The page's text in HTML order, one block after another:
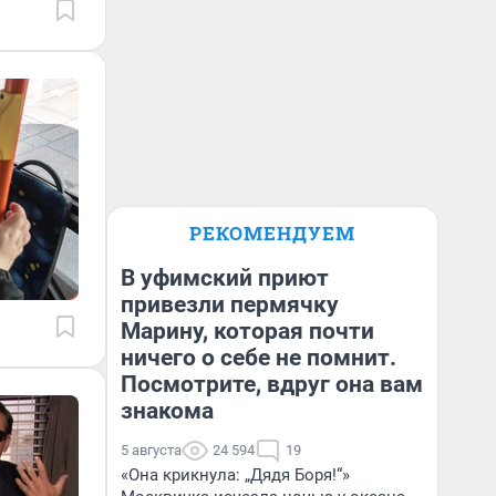
РЕКОМЕНДУЕМ
В уфимский приют
привезли пермячку
Марину, которая почти
ничего о себе не помнит.
Посмотрите, вдруг она вам
знакома
5 августа 24 594 19
«Она крикнула: „Дядя Боря!“»